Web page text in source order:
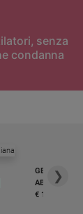
senza
condanna
GBABY
€ 16,99
❯